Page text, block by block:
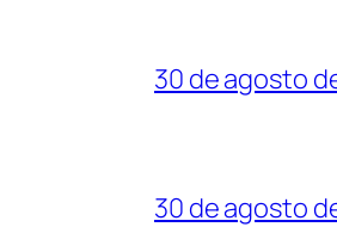
30 de agosto
30 de agosto